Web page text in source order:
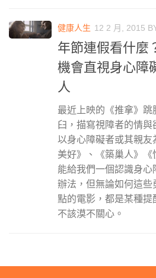
健康人生 12 2 月, 2015
年節連假看什麼
機會直視身心障
人
最近上映的《推拿》
臼，描寫視障者的情
以身心障礙者或其親
美好》、《築巢人》
能給我們一個認識身
辦法，但無論如何這些
點的電影，都是某種提
不該漠不關心。